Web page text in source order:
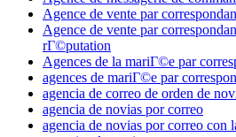
Agence de vente par
Agence de vente par
rГ©putation
Agences de la mariГ©e par
agences de mariГ©e par
agencia de correo de orden de
agencia de novias por correo
agencia de novias por correo con